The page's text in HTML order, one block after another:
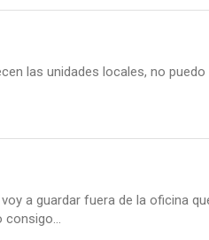
las unidades locales, no
a guardar fuera de la oficina
consigo...